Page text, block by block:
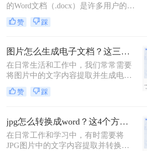
的Word文档（.docx）是许多用户的需
求，例如将扫描的文档、照片中的笔
记或PDF截图中的文字提取出来。那
文将介绍常用转换方法，为您提供详
细指南。
赞 踩
图片怎么生成电子文档？这三种转换方法快来看！
在日常生活和工作中，我们常常需要
将图片中的文字内容提取并生成电子
文档（如Word文档）。这不仅有助于
提高工作效率，还能方便后续的编辑
呢？本文将介绍几种常用的方法，帮
助您轻松将图片转换成Word文档。
赞 踩
jpg怎么转换成word？这4个方法教你学会！
在日常工作和学习中，有时需要将
JPG图片中的文字内容提取并转换为